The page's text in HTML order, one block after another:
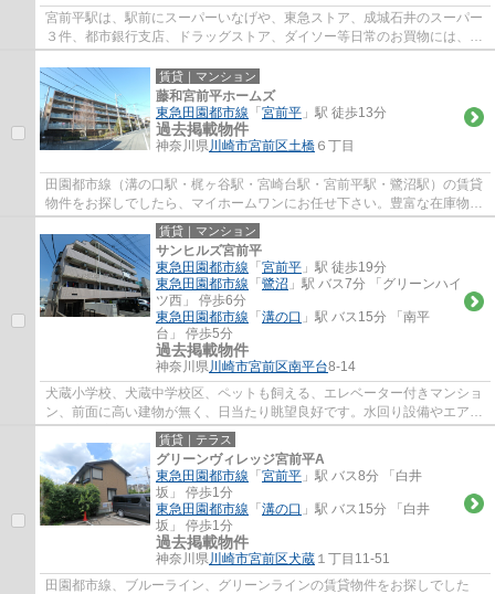
宮前平駅は、駅前にスーパーいなげや、東急ストア、成城石井のスーパー
３件、都市銀行支店、ドラッグストア、ダイソー等日常のお買物には、事
欠かないのと、駅北側には、宮前区役所、...
賃貸｜マンション
藤和宮前平ホームズ
東急田園都市線 「 宮前平 」駅 徒歩13分
過去掲載物件
神奈川県川崎市宮前区土橋 ６丁目
田園都市線（溝の口駅・梶ヶ谷駅・宮崎台駅・宮前平駅・鷺沼駅）の賃貸
物件をお探しでしたら、マイホームワンにお任せ下さい。豊富な在庫物件
から、お客様のご要望に合うお部屋をご提...
賃貸｜マンション
サンヒルズ宮前平
東急田園都市線 「 宮前平 」駅 徒歩19分
東急田園都市線 「 鷺沼 」駅 バス7分 「グリーンハイ
ツ西」 停歩6分
東急田園都市線 「 溝の口 」駅 バス15分 「南平
台」 停歩5分
過去掲載物件
神奈川県川崎市宮前区南平台8-14
犬蔵小学校、犬蔵中学校区、ペットも飼える、エレベーター付きマンショ
ン、前面に高い建物が無く、日当たり眺望良好です。水回り設備やエアコ
ンを交換済みのお部屋は清潔感もあり、オ...
賃貸｜テラス
グリーンヴィレッジ宮前平A
東急田園都市線 「 宮前平 」駅 バス8分 「白井
坂」 停歩1分
東急田園都市線 「 溝の口 」駅 バス15分 「白井
坂」 停歩1分
過去掲載物件
神奈川県川崎市宮前区犬蔵 １丁目11-51
田園都市線、ブルーライン、グリーンラインの賃貸物件をお探しでした